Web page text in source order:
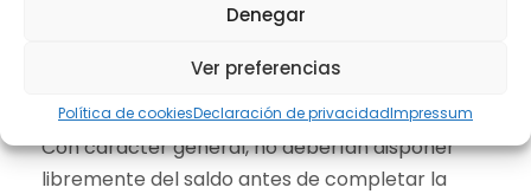
Denegar
Ver preferencias
Política de cookiesDeclaración de privacidadImpressum
¿Pueden los herederos sacar dinero
antes de terminar todos los trámites?
Con carácter general, no deberían disponer
libremente del saldo antes de completar la